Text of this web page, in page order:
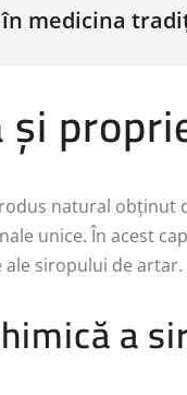
medicina
și
natural obținut
unice. În acest
siropului de artar.
a